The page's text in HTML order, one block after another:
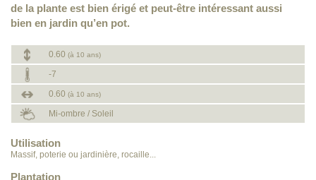
de la plante est bien érigé et peut-être intéressant aussi
bien en jardin qu’en pot.
0.60 (à 10 ans)
-7
0.60 (à 10 ans)
Mi-ombre / Soleil
Utilisation
Massif, poterie ou jardinière, rocaille...
Plantation